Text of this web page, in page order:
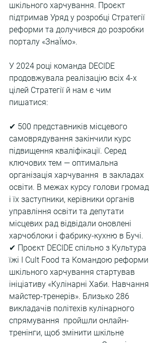
шкільного харчування. Проєкт
підтримав Уряд у розробці Стратегії
реформи та долучився до розробки
порталу «ЗнаЇмо».
У 2024 році команда DECIDE
продовжувала реалізацію всіх 4-х
цілей Стратегії й нам є чим
пишатися:
✔ 500 представників місцевого
самоврядування закінчили курс
підвищення кваліфікації. Серед
ключових тем — оптимальна
організація харчування  в закладах
освіти. В межах курсу голови громад
і їх заступники, керівники органів
управління освіти та депутати
місцевих рад відвідали оновлені
харчоблоки і фабрику-кухню в Бучі.
✔ Проєкт DECIDE спільно з Культура
їжі I Cult Food та Командою реформи
шкільного харчування стартував
ініціативу «Кулінарні Хаби. Навчання
майстер-тренерів». Близько 286
викладачів політехів кулінарного
спрямування  пройшли онлайн-
тренінги, щоб змінити шкільне